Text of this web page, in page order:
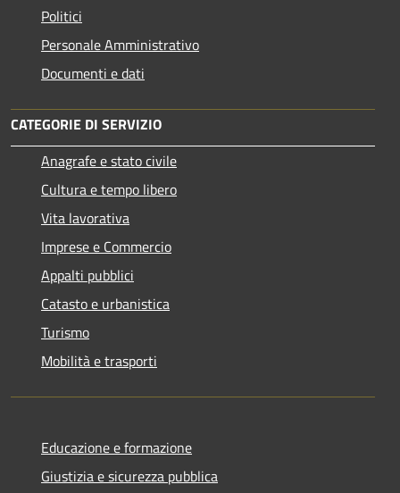
Politici
Personale Amministrativo
Documenti e dati
CATEGORIE DI SERVIZIO
Anagrafe e stato civile
Cultura e tempo libero
Vita lavorativa
Imprese e Commercio
Appalti pubblici
Catasto e urbanistica
Turismo
Mobilità e trasporti
Educazione e formazione
Giustizia e sicurezza pubblica